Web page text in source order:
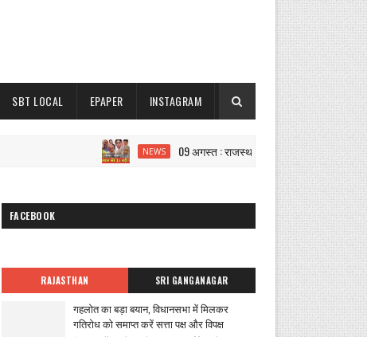
SBT LOCAL EPAPER INSTAGRAM
NEWS 09 अगस्त : राजस्थान दोपहर 3.15 बजे की 15 बड़ी खबरें|
FACEBOOK
RAJASTHAN SRI GANGANAGAR
गहलोत का बड़ा बयान, विधानसभा में मिलकर
गतिरोध को समाप्त करें सत्ता पक्ष और विपक्ष